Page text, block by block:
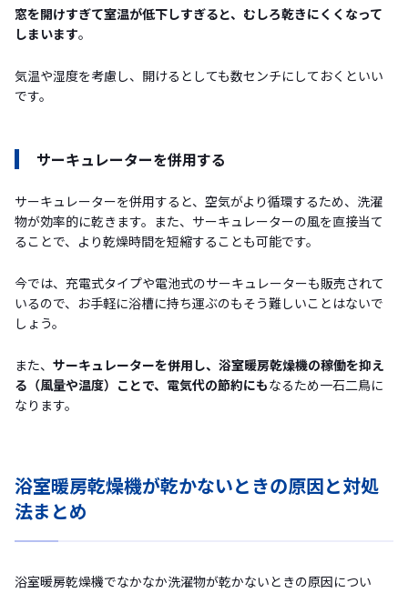
窓を開けすぎて室温が低下しすぎると、むしろ乾きにくくなって
しまいます。
気温や湿度を考慮し、開けるとしても数センチにしておくといい
です。
サーキュレーターを併用する
サーキュレーターを併用すると、空気がより循環するため、洗濯
物が効率的に乾きます。また、サーキュレーターの風を直接当て
ることで、より乾燥時間を短縮することも可能です。
今では、充電式タイプや電池式のサーキュレーターも販売されて
いるので、お手軽に浴槽に持ち運ぶのもそう難しいことはないで
しょう。
また、 サーキュレーターを併用し、浴室暖房乾燥機の稼働を抑え
る（風量や温度）ことで、電気代の節約にもなるため一石二鳥に
なります。
浴室暖房乾燥機が乾かないときの原因と対処
法まとめ
浴室暖房乾燥機でなかなか洗濯物が乾かないときの原因につい